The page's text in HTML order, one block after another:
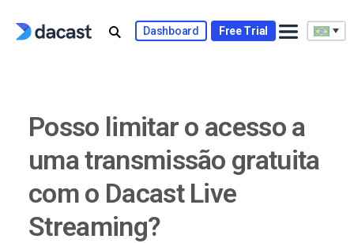
Dashboard Free Trial
Posso limitar o acesso a
uma transmissão gratuita
com o Dacast Live
Streaming?